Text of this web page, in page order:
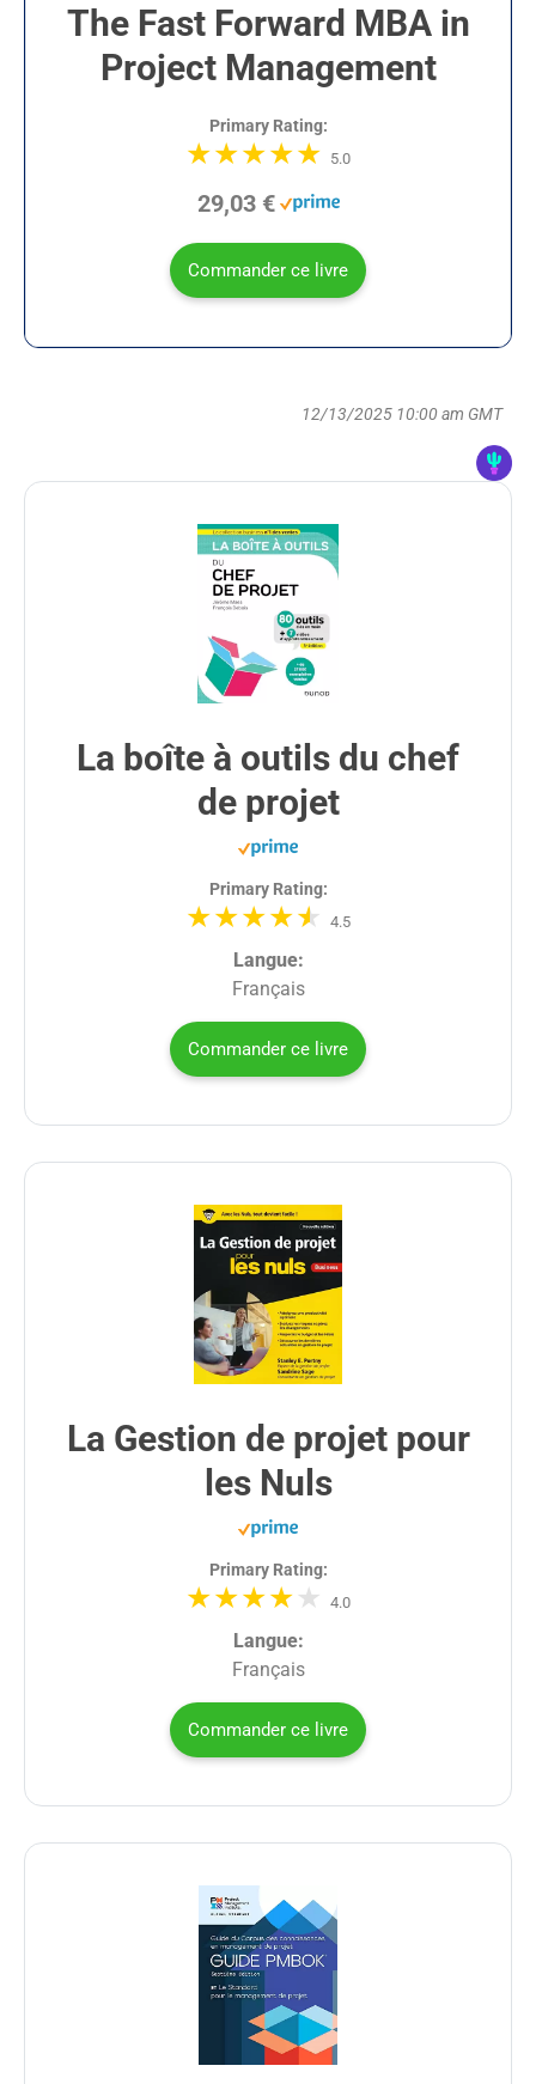
The Fast Forward MBA in
Project Management
Primary Rating:
5.0
29,03 €
Commander ce livre
12/13/2025 10:00 am GMT
La boîte à outils du chef
de projet
Primary Rating:
4.5
Langue:
Français
Commander ce livre
La Gestion de projet pour
les Nuls
Primary Rating:
4.0
Langue:
Français
Commander ce livre